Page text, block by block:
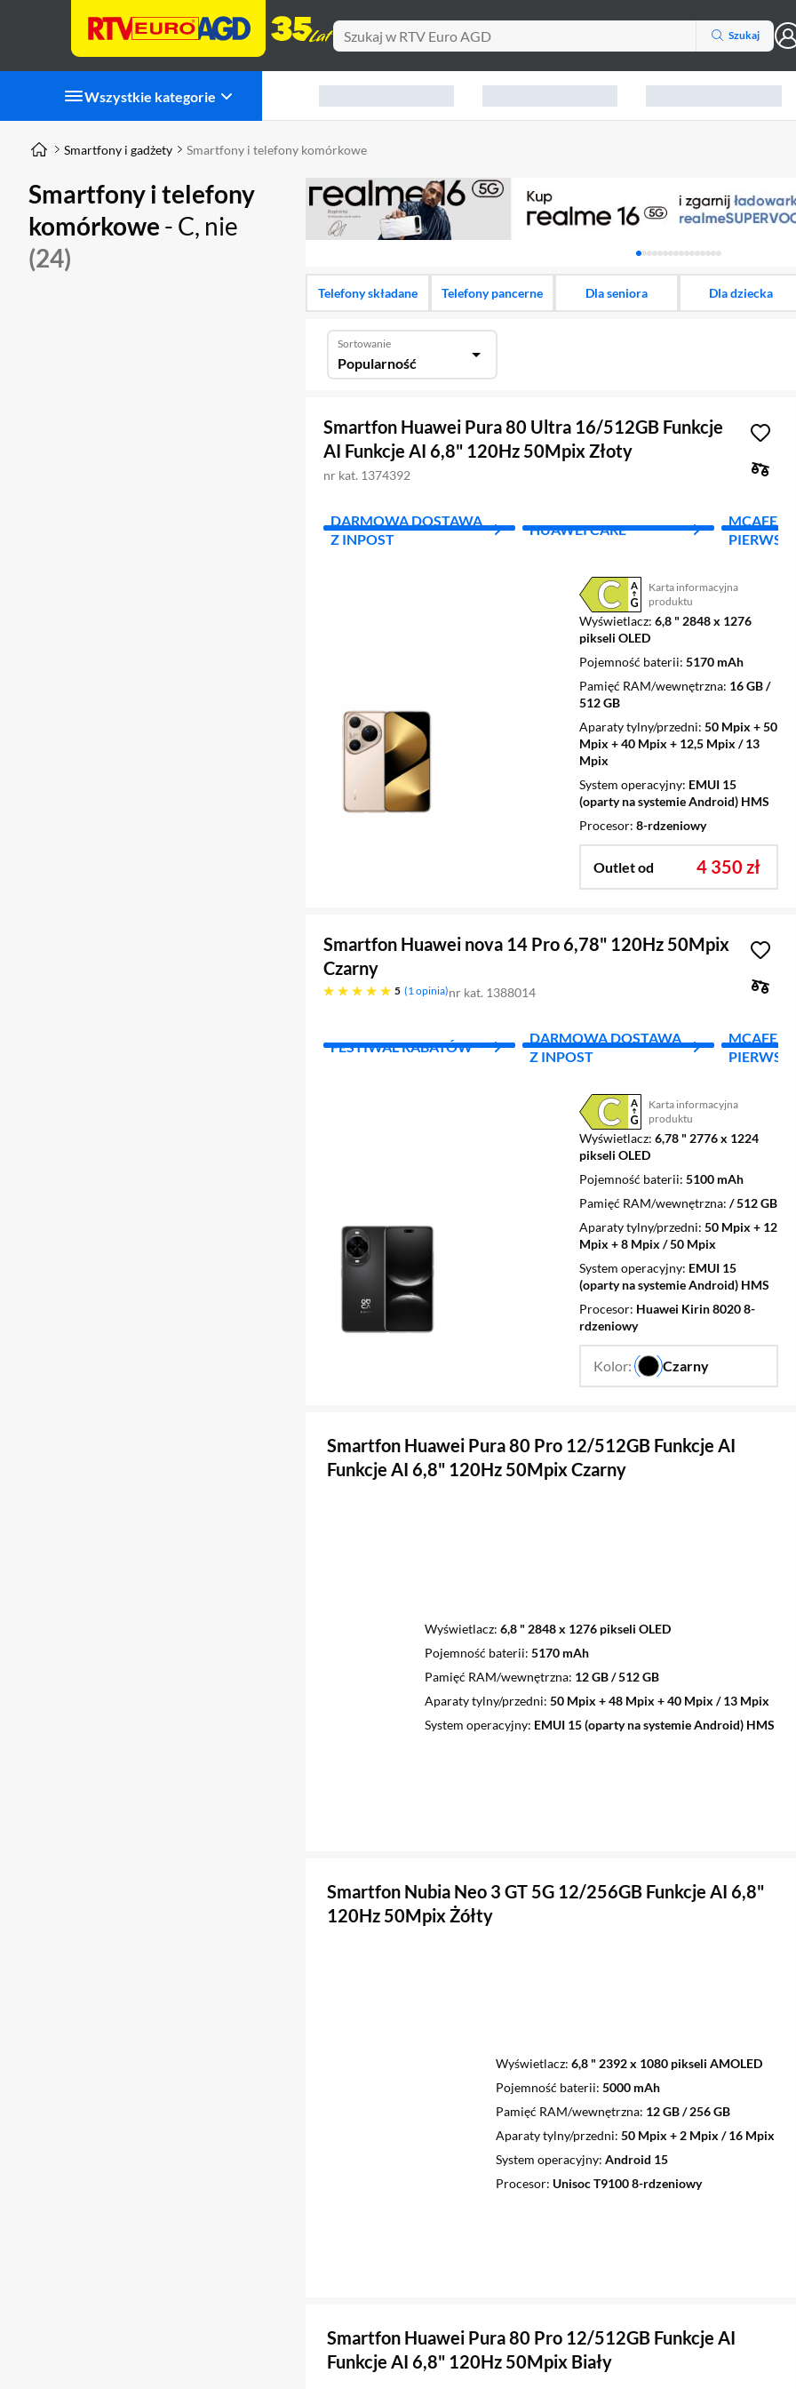
Szukaj
Wszystkie kategorie
Karuzela z banerami,
Smartfony i gadżety Smartfony i telefony komórkowe
Smartfony i telefony
komórkowe - C, nie
(24)
Telefony składane Telefony pancerne Dla seniora Dla dziecka
Sortowanie
Popularność
Smartfon Huawei Pura 80 Ultra 16/512GB Funkcje
AI Funkcje AI 6,8" 120Hz 50Mpix Złoty
nr kat. 1374392
DARMOWA DOSTAWA
Z INPOST
HUAWEI CARE
MCAFEE
Karta informacyjna
produktu
Plik w formacie pdf
(otworzy się w nowym oknie)
Wyświetlacz 6,8 " 2848 x 1276
pikseli OLED
Pojemność baterii 5170 mAh
Pamięć RAM/wewnętrzna 16 GB /
512 GB
Aparaty tylny/przedni 50 Mpix + 50
Mpix + 40 Mpix + 12,5 Mpix / 13
Mpix
System operacyjny EMUI 15
(oparty na systemie Android) HMS
Procesor 8-rdzeniowy
Outlet od 4 350 zł
Smartfon Huawei nova 14 Pro 6,78" 120Hz 50Mpix
Czarny
5
pięć gwiazdek 1 opinia nr kat. 1388014
FESTIWAL RABATÓW
DARMOWA DOSTAWA
Z INPOST
MCAFEE
Karta informacyjna
produktu
Plik w formacie pdf
(otworzy się w nowym oknie)
Wyświetlacz 6,78 " 2776 x 1224
pikseli OLED
Pojemność baterii 5100 mAh
Pamięć RAM/wewnętrzna / 512 GB
Aparaty tylny/przedni 50 Mpix + 12
Mpix + 8 Mpix / 50 Mpix
System operacyjny EMUI 15
(oparty na systemie Android) HMS
Procesor Huawei Kirin 8020 8-
rdzeniowy
Kolor: Czarny
…
Smartfon Huawei Pura 80 Pro 12/512GB Funkcje AI
Funkcje AI 6,8" 120Hz 50Mpix Czarny
Wyświetlacz 6,8 " 2848 x 1276 pikseli OLED
Pojemność baterii 5170 mAh
Pamięć RAM/wewnętrzna 12 GB / 512 GB
Aparaty tylny/przedni 50 Mpix + 48 Mpix + 40 Mpix / 13 Mpix
System operacyjny EMUI 15 (oparty na systemie Android) HMS
Smartfon Nubia Neo 3 GT 5G 12/256GB Funkcje AI 6,8"
120Hz 50Mpix Żółty
Wyświetlacz 6,8 " 2392 x 1080 pikseli AMOLED
Pojemność baterii 5000 mAh
Pamięć RAM/wewnętrzna 12 GB / 256 GB
Aparaty tylny/przedni 50 Mpix + 2 Mpix / 16 Mpix
System operacyjny Android 15
Procesor Unisoc T9100 8-rdzeniowy
Smartfon Huawei Pura 80 Pro 12/512GB Funkcje AI
Funkcje AI 6,8" 120Hz 50Mpix Biały